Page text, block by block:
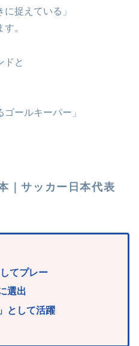
に捉えている」
。
ドと
ゴールキーパー」
｜サッカー日本代表
てプレー
選出
として活躍